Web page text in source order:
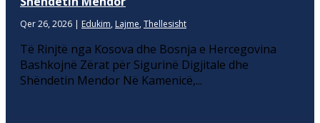
Qer 26, 2026 | Edukim, Lajme, Thellesisht
Të Rinjtë nga Kosova dhe Bosnja e Hercegovina
Bashkojnë Zërat për Sigurinë Digjitale dhe
Shëndetin Mendor Në Kamenicë,...